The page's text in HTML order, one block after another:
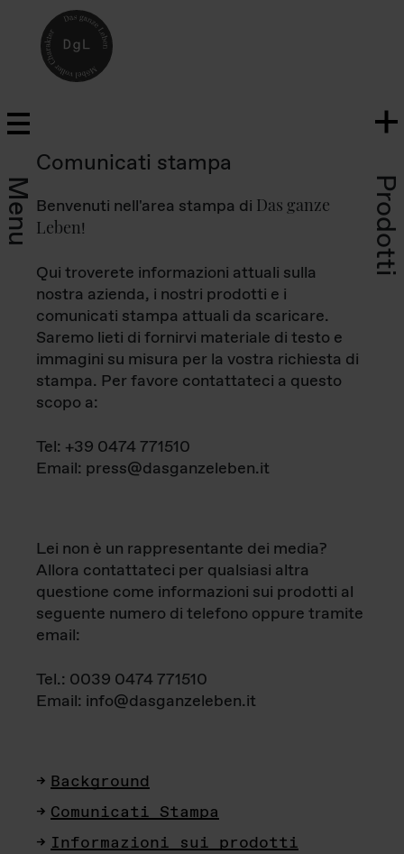
Menu Prodotti
Comunicati stampa
Benvenuti nell'area stampa di Das ganze
Leben!
Qui troverete informazioni attuali sulla
nostra azienda, i nostri prodotti e i
comunicati stampa attuali da scaricare.
Saremo lieti di fornirvi materiale di testo e
immagini su misura per la vostra richiesta di
stampa. Per favore contattateci a questo
scopo a:
Tel: +39 0474 771510
Email: press@dasganzeleben.it
Lei non è un rappresentante dei media?
Allora contattateci per qualsiasi altra
questione come informazioni sui prodotti al
seguente numero di telefono oppure tramite
email:
Tel.: 0039 0474 771510
Email: info@dasganzeleben.it
Background
Comunicati Stampa
Informazioni sui prodotti